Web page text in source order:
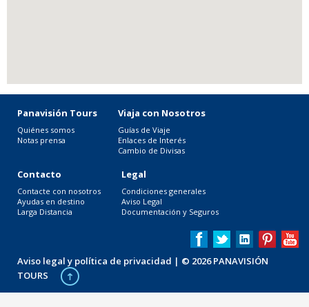
Panavisión Tours
Quiénes somos
Notas prensa
Viaja con Nosotros
Guías de Viaje
Enlaces de Interés
Cambio de Divisas
Contacto
Contacte con nosotros
Ayudas en destino
Larga Distancia
Legal
Condiciones generales
Aviso Legal
Documentación y Seguros
Aviso legal y política de privacidad | © 2026 PANAVISIÓN
TOURS